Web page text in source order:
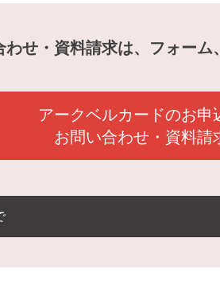
せ・資料請求は、フォー
アークベルカードのお申
お問い合わせ・資料請